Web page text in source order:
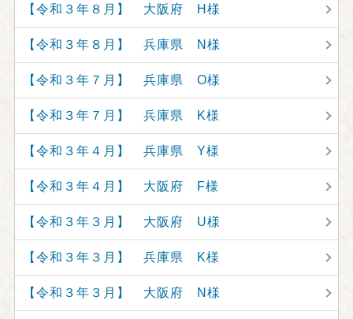
【令和３年８月】 大阪府 H様
【令和３年８月】 兵庫県 N様
【令和３年７月】 兵庫県 O様
【令和３年７月】 兵庫県 K様
【令和３年４月】 兵庫県 Y様
【令和３年４月】 大阪府 F様
【令和３年３月】 大阪府 U様
【令和３年３月】 兵庫県 K様
【令和３年３月】 大阪府 N様